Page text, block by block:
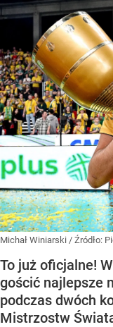
Michał Winiarski / Źródło:
To już oficjalne!
gościć najlepsze
podczas dwóch
Mistrzostw